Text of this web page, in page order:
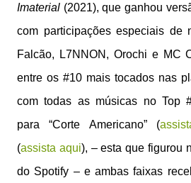
Imaterial (2021), que ganhou
com participações especiais de
Falcão, L7NNON, Orochi e MC
entre os #10 mais tocados nas
com todas as músicas no Top
para “Corte Americano” (
(assista aqui), – esta que figurou
do Spotify – e ambas faixas